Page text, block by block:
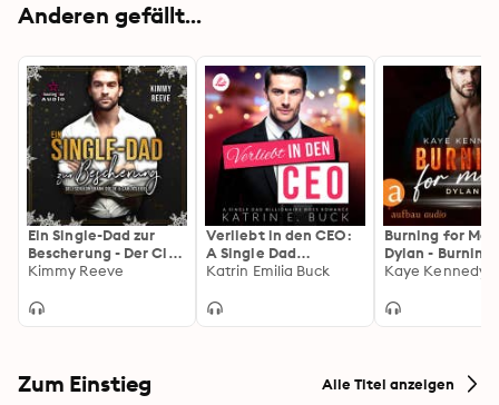
Anderen gefällt...
Ein Single-Dad zur
Bescherung - Der Club
der
Band 1 (ungekürzt)
Kimmy Reeve
Verliebt in den CEO:
A Single Dad
Billionaire Boss
Antonio Billionaires 1
Katrin Emilia Buck
Burning for
Dylan - Burning
the Bravest,
Kaye Kennedy
Zum Einstieg Alle Titel anzeigen